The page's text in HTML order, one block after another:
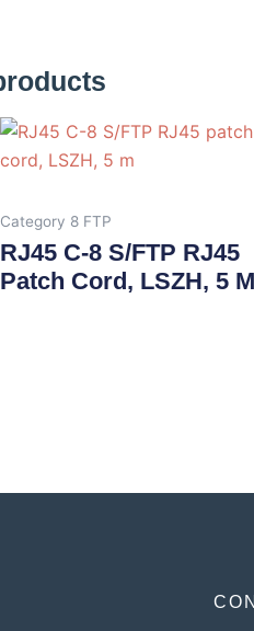
Category 8 FTP
RJ45 C-8 S/FTP RJ45
Patch Cord, LSZH, 5 M